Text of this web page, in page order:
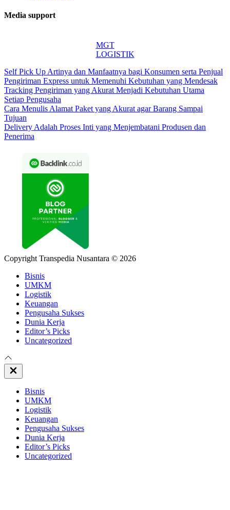
Media support
MGT
LOGISTIK
Self Pick Up Artinya dan Manfaatnya bagi Konsumen serta Penjual
Pengiriman Express untuk Memenuhi Kebutuhan yang Mendesak
Tracking Pengiriman yang Akurat Menjadi Kebutuhan Utama
Setiap Pengusaha
Cara Menulis Alamat Paket yang Akurat agar Barang Sampai
Tujuan
Delivery Adalah Proses Inti yang Menjembatani Produsen dan
Penerima
Copyright Transpedia Nusantara © 2026
Bisnis
UMKM
Logistik
Keuangan
Pengusaha Sukses
Dunia Kerja
Editor’s Picks
Uncategorized
Close
Off
Bisnis
UMKM
Logistik
Keuangan
Pengusaha Sukses
Dunia Kerja
Editor’s Picks
Uncategorized